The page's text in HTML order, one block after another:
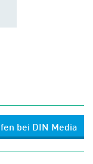
bei DIN Media